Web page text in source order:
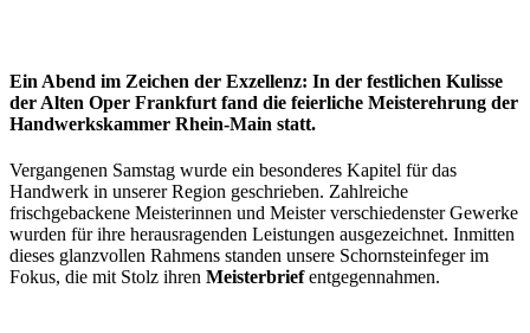
Ein Abend im Zeichen der Exzellenz: In der festlichen Kulisse
der Alten Oper Frankfurt fand die feierliche Meisterehrung der
Handwerkskammer Rhein-Main statt.
Vergangenen Samstag wurde ein besonderes Kapitel für das
Handwerk in unserer Region geschrieben. Zahlreiche
frischgebackene Meisterinnen und Meister verschiedenster Gewerke
wurden für ihre herausragenden Leistungen ausgezeichnet. Inmitten
dieses glanzvollen Rahmens standen unsere Schornsteinfeger im
Fokus, die mit Stolz ihren Meisterbriefentgegennahmen.